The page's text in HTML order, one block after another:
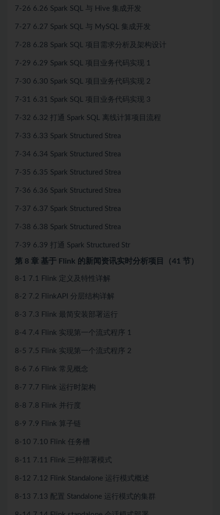
7-26 6.26 Spark SQL 与 Hive 集成开发
7-27 6.27 Spark SQL 与 MySQL 集成开发
7-28 6.28 Spark SQL 项目需求分析及架构设计
7-29 6.29 Spark SQL 项目业务代码实现 1
7-30 6.30 Spark SQL 项目业务代码实现 2
7-31 6.31 Spark SQL 项目业务代码实现 3
7-32 6.32 打通 Spark SQL 离线计算项目流程
7-33 6.33 Spark Structured Strea
7-34 6.34 Spark Structured Strea
7-35 6.35 Spark Structured Strea
7-36 6.36 Spark Structured Strea
7-37 6.37 Spark Structured Strea
7-38 6.38 Spark Structured Strea
7-39 6.39 打通 Spark Structured Str
第 8 章 基于 Flink 的新闻资讯实时分析项目（41 节）
8-1 7.1 Flink 定义及特性详解
8-2 7.2 FlinkAPI 分层结构详解
8-3 7.3 Flink 最简安装部署运行
8-4 7.4 Flink 实现第一个流式程序 1
8-5 7.5 Flink 实现第一个流式程序 2
8-6 7.6 Flink 常见概念
8-7 7.7 Flink 运行时架构
8-8 7.8 Flink 并行度
8-9 7.9 Flink 算子链
8-10 7.10 Flink 任务槽
8-11 7.11 Flink 三种部署模式
8-12 7.12 Flink Standalone 运行模式概述
8-13 7.13 配置 Standalone 运行模式的集群